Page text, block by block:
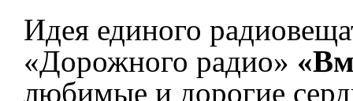
Идея единого
«Дорожного радио»
любимые и дорогие